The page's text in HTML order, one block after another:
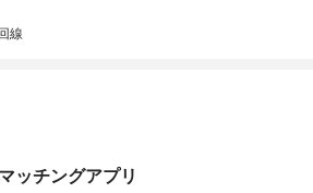
線
ッチングアプリ